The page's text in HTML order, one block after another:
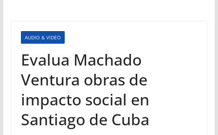
AUDIO & VIDEO
Evalua Machado
Ventura obras de
impacto social en
Santiago de Cuba